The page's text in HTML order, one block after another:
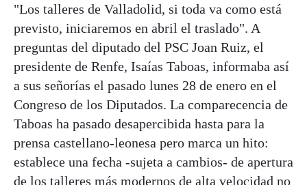
"Los talleres de Valladolid, si toda va como está
previsto, iniciaremos en abril el traslado". A
preguntas del diputado del PSC Joan Ruiz, el
presidente de Renfe, Isaías Taboas, informaba así
a sus señorías el pasado lunes 28 de enero en el
Congreso de los Diputados. La comparecencia de
Taboas ha pasado desapercibida hasta para la
prensa castellano-leonesa pero marca un hito:
establece una fecha -sujeta a cambios- de apertura
de los talleres más modernos de alta velocidad no